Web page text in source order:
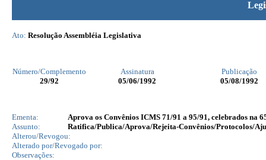
Ato: Resolução Assembléia Legislativa
Número/Complemento Assinatura
Publicação
29/92 05/06/1992 05/08/1992
Ementa:
Aprova os Convênios ICMS 71/91 a 95/91, celebrados na
Assunto:
Ratifica/Publica/Aprova/Rejeita-Convênios/Protocolos/
Alterou/Revogou:
Alterado por/Revogado por:
Observações: